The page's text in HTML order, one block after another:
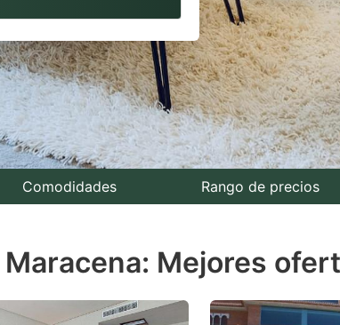
Comodidades Rango de precios
Mejores